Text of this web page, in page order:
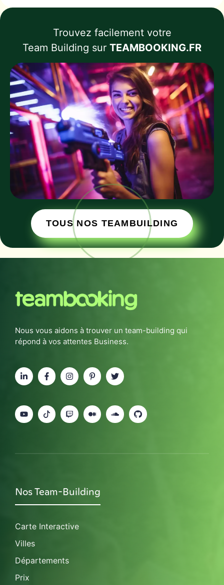
Trouvez facilement votre
Team Building sur TEAMBOOKING.FR
TOUS NOS TEAMBUILDING
Nous vous aidons à trouver un team-building qui
répond à vos attentes Business.
Nos Team-Building
Carte Interactive
Villes
Départements
Prix